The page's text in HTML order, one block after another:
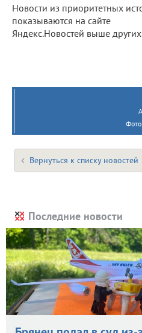
Новости из приоритетных
показываются на сайте
Яндекс.Новостей выше других
Вернуться к списку новостей
Последние новости